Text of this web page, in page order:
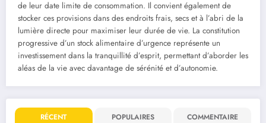
de leur date limite de consommation. Il convient également de
stocker ces provisions dans des endroits frais, secs et à l’abri de la
lumière directe pour maximiser leur durée de vie. La constitution
progressive d’un stock alimentaire d’urgence représente un
investissement dans la tranquillité d’esprit, permettant d’aborder les
aléas de la vie avec davantage de sérénité et d’autonomie.
RÉCENT POPULAIRES COMMENTAIRE